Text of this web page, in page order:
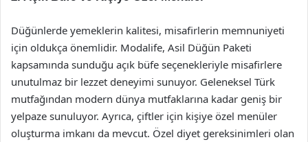
Düğünlerde yemeklerin kalitesi, misafirlerin memnuniyeti
için oldukça önemlidir. Modalife, Asil Düğün Paketi
kapsamında sunduğu açık büfe seçenekleriyle misafirlere
unutulmaz bir lezzet deneyimi sunuyor. Geleneksel Türk
mutfağından modern dünya mutfaklarına kadar geniş bir
yelpaze sunuluyor. Ayrıca, çiftler için kişiye özel menüler
oluşturma imkanı da mevcut. Özel diyet gereksinimleri olan